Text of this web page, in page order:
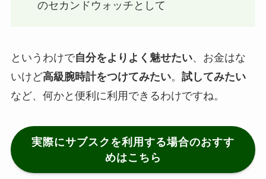
のセカンドウォッチとして
というわけで自分をよりよく魅せたい、お金はな
いけど高級腕時計をつけてみたい。 試してみたい
など、何かと便利に利用できるわけですね。
実際にサブスクを利用する場合のおすす
めはこちら